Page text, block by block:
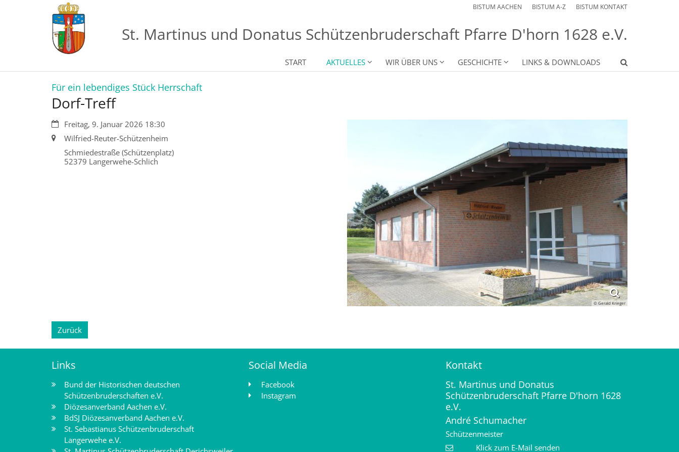
Zum Inhalt springen BISTUM AACHEN BISTUM A-Z BISTUM KONTAKT
St. Martinus und Donatus Schützenbruderschaft Pfarre D'horn 1628 e.V.
START AKTUELLES WIR ÜBER UNS GESCHICHTE LINKS & DOWNLOADS
Für ein lebendiges Stück Herrschaft:
Dorf-Treff
© Gerald Krieger
Datum:Freitag, 9. Januar 2026 18:30
Ort:Wilfried-Reuter-Schützenheim
Schmiedestraße (Schützenplatz)
52379 Langerwehe-Schlich
Zurück
Links
Bund der Historischen deutschen
Schützenbruderschaften e.V.
Diözesanverband Aachen e.V.
BdSJ Diözesanverband Aachen e.V.
St. Sebastianus Schützenbruderschaft
Langerwehe e.V.
Social Media
Facebook
Instagram
Kontakt
St. Martinus und Donatus
Schützenbruderschaft Pfarre D'horn 1628
e.V.
André Schumacher
Schützenmeister
Klick zum E-Mail senden